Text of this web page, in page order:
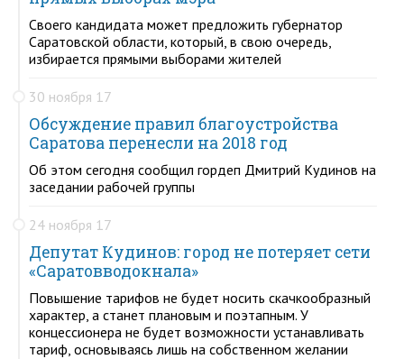
Своего кандидата может предложить губернатор
Саратовской области, который, в свою очередь,
избирается прямыми выборами жителей
30 ноября 17
Обсуждение правил благоустройства
Саратова перенесли на 2018 год
Об этом сегодня сообщил гордеп Дмитрий Кудинов на
заседании рабочей группы
24 ноября 17
Депутат Кудинов: город не потеряет сети
«Саратовводокнала»
Повышение тарифов не будет носить скачкообразный
характер, а станет плановым и поэтапным. У
концессионера не будет возможности устанавливать
тариф, основываясь лишь на собственном желании